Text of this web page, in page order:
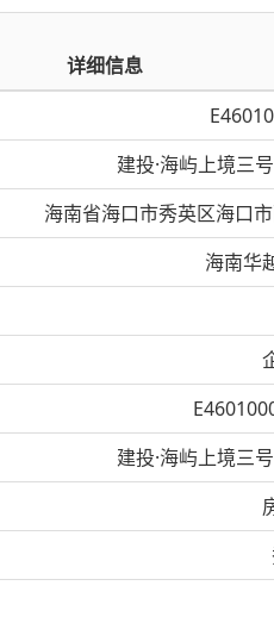
详细信息
建投·海屿上境三
海南省海口市秀英区海口
海南华
建投·海屿上境三